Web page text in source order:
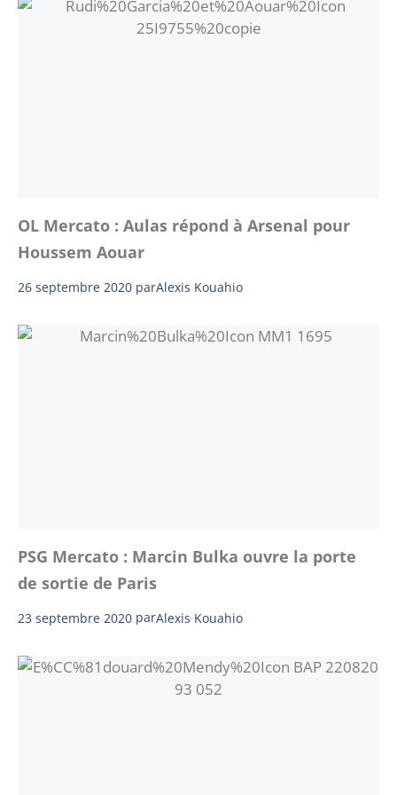
OL Mercato : Aulas répond à Arsenal pour
Houssem Aouar
26 septembre 2020 parAlexis Kouahio
PSG Mercato : Marcin Bulka ouvre la porte
de sortie de Paris
23 septembre 2020 parAlexis Kouahio